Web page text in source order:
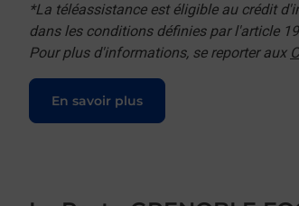
*La téléassistance est éligible au crédit
dans les conditions définies par l'article
Pour plus d'informations, se reporter aux
En savoir plus
Le lien s'ouvre dans un nouvel onglet